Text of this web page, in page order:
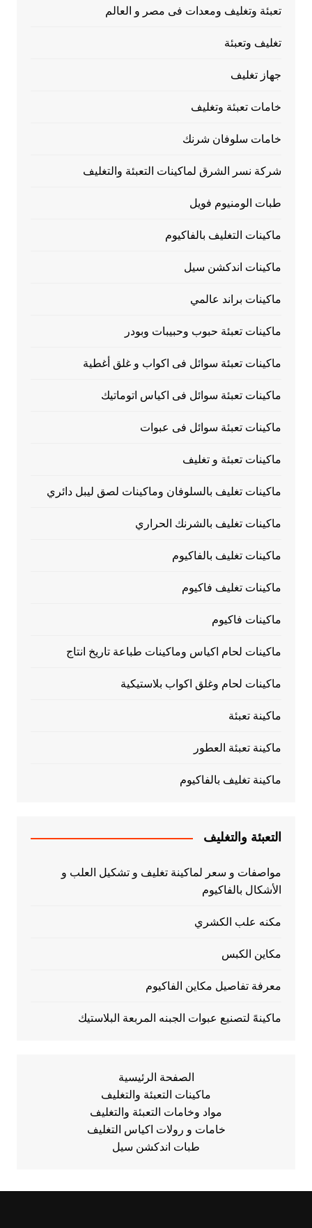
تعبئة وتغليف ومعدات فى مصر و العالم
تغليف وتعبئة
جهاز تغليف
خامات تعبئة وتغليف
خامات سلوفان شرنك
شركة نسر الشرق لماكينات التعبئة والتغليف
طبات الومنيوم فويل
ماكينات التغليف بالفاكيوم
ماكينات اندكشن سيل
ماكينات براند عالمي
ماكينات تعبئة حبوب وحبيبات وبودر
ماكينات تعبئة سوائل فى اكواب و غلق أغطية
ماكينات تعبئة سوائل فى اكياس اتوماتيك
ماكينات تعبئة سوائل فى عبوات
ماكينات تعبئة و تغليف
ماكينات تغليف بالسلوفان وماكينات لصق ليبل دائري
ماكينات تغليف بالشرنك الحراري
ماكينات تغليف بالفاكيوم
ماكينات تغليف فاكيوم
ماكينات فاكيوم
ماكينات لحام اكياس وماكينات طباعة تاريخ انتاج
ماكينات لحام وغلق اكواب بلاستيكية
ماكينة تعبئة
ماكينة تعبئة العطور
ماكينة تغليف بالفاكيوم
التعبئة والتغليف
مواصفات و سعر لماكينة تغليف و تشكيل العلب و
الأشكال بالفاكيوم
مكنه علب الكشري
مكاين الكبس
معرفة تفاصيل مكاين الفاكيوم
ماكينهً لتصنيع عبوات الجبنه المربعة البلاستيك
الصفحة الرئيسية
ماكينات التعبئة والتغليف
مواد وخامات التعبئة والتغليف
خامات و رولات اكياس التغليف
طبات اندكشن سيل